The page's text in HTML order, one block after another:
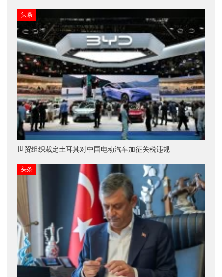
头条
世贸组织裁定土耳其对中国电动汽车加征关税违规
头条